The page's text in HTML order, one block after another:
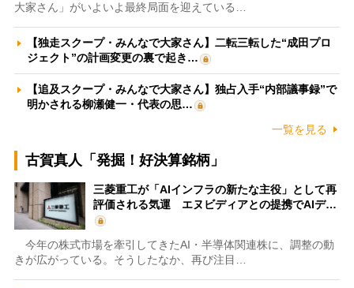
大家さん」がいよいよ最終局面を迎えている…
【独走スクープ・みんなで大家さん】二転三転した“成田プロ
ジェクト”の計画変更の裏で起き…
【追及スクープ・みんなで大家さん】独占入手“内部議事録”で
明かされる柳瀬健一・代表の思…
一覧を見る
古賀真人「発掘！好決算銘柄」
三菱重工が「AIインフラの新たな主役」として再
評価される気運 エヌビディアとの提携でAIデ…
今年の株式市場を牽引してきたAI・半導体関連株に、調整の動
きが広がっている。そうしたなか、再び注目…